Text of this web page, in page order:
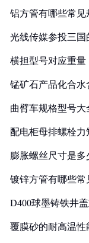
铝方管有哪些常见
光线传媒参投三国
横担型号对应重量
锰矿石产品化合水
曲臂车规格型号大
配电柜母排螺栓
膨胀螺丝尺寸是多
镀锌方管有哪些常
D400球墨铸铁井
覆膜砂的耐高温性